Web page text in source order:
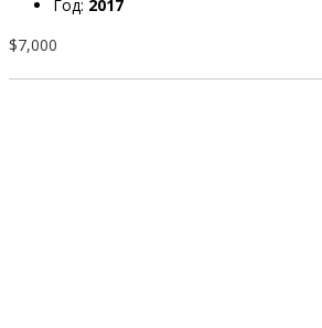
Год: 2017
$7,000